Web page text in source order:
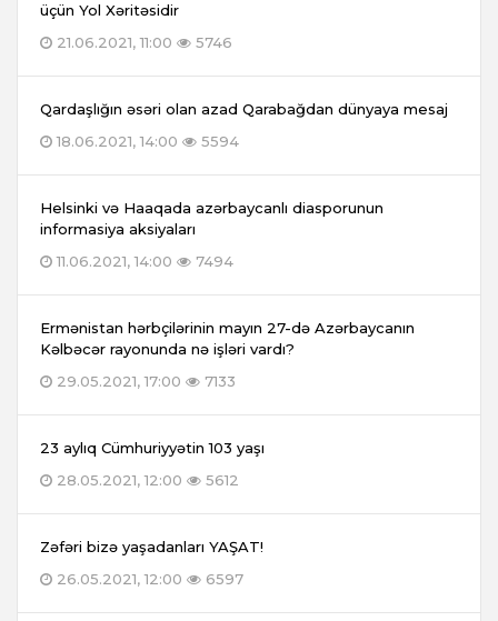
üçün Yol Xəritəsidir
21.06.2021, 11:00
5746
Qardaşlığın əsəri olan azad Qarabağdan dünyaya mesaj
18.06.2021, 14:00
5594
Helsinki və Haaqada azərbaycanlı diasporunun
informasiya aksiyaları
11.06.2021, 14:00
7494
Ermənistan hərbçilərinin mayın 27-də Azərbaycanın
Kəlbəcər rayonunda nə işləri vardı?
29.05.2021, 17:00
7133
23 aylıq Cümhuriyyətin 103 yaşı
28.05.2021, 12:00
5612
Zəfəri bizə yaşadanları YAŞAT!
26.05.2021, 12:00
6597